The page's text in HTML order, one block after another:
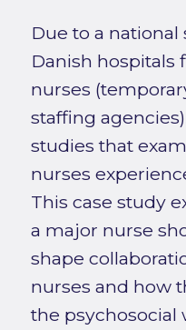
Due to a national
Danish hospitals
nurses
staffing
studies that
nurses
This case study
a major nurse
shape
nurses and how
the